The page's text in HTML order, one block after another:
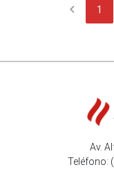
chevron_left 1
Av.
Teléfono: